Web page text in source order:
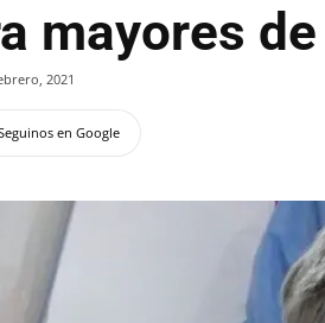
mayores
2021
en Google